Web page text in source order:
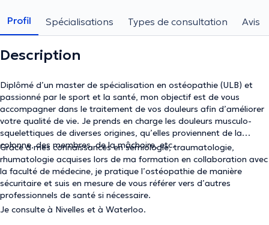
Profil Spécialisations Types de consultation Avis
Description
Diplômé d’un master de spécialisation en ostéopathie (ULB) et
passionné par le sport et la santé, mon objectif est de vous
accompagner dans le traitement de vos douleurs afin d’améliorer
votre qualité de vie. Je prends en charge les douleurs musculo-
squelettiques de diverses origines, qu’elles proviennent de la
colonne, des membres, de la mâchoire, etc.
Grâce à mes connaissances en sémiologie, traumatologie,
rhumatologie acquises lors de ma formation en collaboration avec
la faculté de médecine, je pratique l’ostéopathie de manière
sécuritaire et suis en mesure de vous référer vers d’autres
professionnels de santé si nécessaire.
Je consulte à Nivelles et à Waterloo.